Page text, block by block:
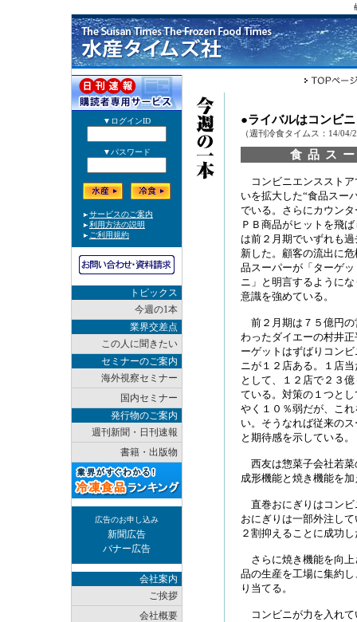
トピックス
今週の1本
業界交差点
この人に聞きたい
セミナーのご案内
海外視察セミナー
国内セミナー
発行物のご案内
週刊新聞・日刊速報
書籍・出版物
広告のお申し込み
新聞広告
バナー広告
会社案内
ご挨拶
会社概要
●ライバルはコンビ
（週刊冷食タイムス：14/04/
食品ス
コンビニエンスストア
いを拡大した“食品スー
でいる。さらにカウン
ＰＢ商品がヒットを飛
は前２月期でいずれも
新した。顧客の流出に
品スーパーが「ターゲ
ニ」と明言するように
意識を強めている。
前２月期は７５億円の
わったダイエーの村井
ーゲットはずばりコン
ニが１２店ある。１店
として、１２店で２３
ている。対策の１つと
やく１０％弱だが、こ
い。そうなれば従来の
と期待感を示している。
西友は惣菜子会社若菜
成形機能と焼き機能を
直巻おにぎりはコンビ
おにぎりは一部外注し
２割抑えることに成功
さらに焼き機能を向上
品の生産を工場に集約
り当てる。
コンビニが力を入れて